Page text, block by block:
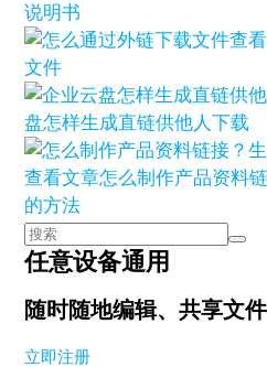
说明书
查
文件
盘怎样生成直链供他人下载
查看文章怎么制作产品资料
的方法
任意设备通用
随时随地编辑、共享文件
立即注册